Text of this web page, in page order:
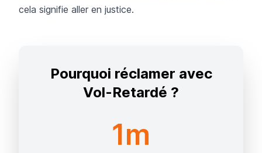
cela signifie aller en justice.
Pourquoi réclamer avec
Vol-Retardé ?
1m